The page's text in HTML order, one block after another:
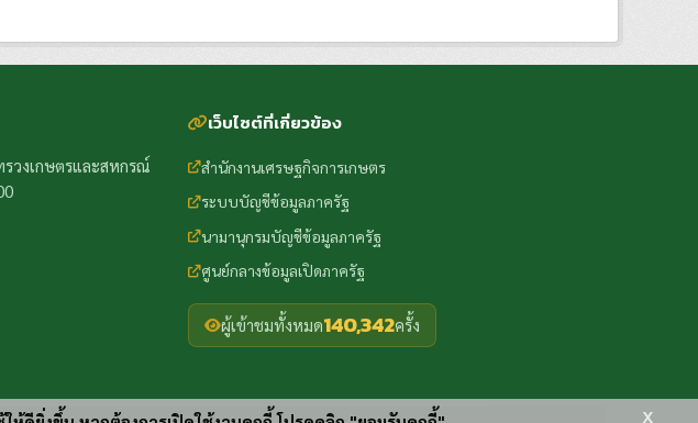
รวงเกษตรและสหกรณ์
เว็บไซต์ที่เกี่ยวข้อง
สำนักงานเศรษฐกิจการเกษตร
ระบบบัญชีข้อมูลภาครัฐ
นามานุกรมบัญชีข้อมูลภาครัฐ
ศูนย์กลางข้อมูลเปิดภาครัฐ
ผู้เข้าชมทั้งหมด140,342ครั้ง
x